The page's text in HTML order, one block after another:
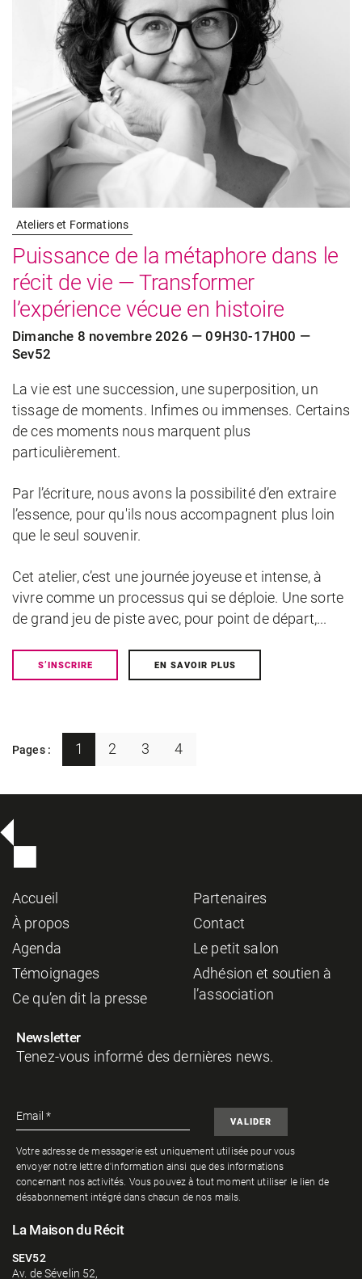
Ateliers et Formations
Puissance de la métaphore dans le
récit de vie — Transformer
l’expérience vécue en histoire
Dimanche 8 novembre 2026 — 09H30-17H00 —
Sev52
La vie est une succession, une superposition, un
tissage de moments. Infimes ou immenses. Certains
de ces moments nous marquent plus
particulièrement.
Par l’écriture, nous avons la possibilité d’en extraire
l’essence, pour qu'ils nous accompagnent plus loin
que le seul souvenir.
Cet atelier, c’est une journée joyeuse et intense, à
vivre comme un processus qui se déploie. Une sorte
de grand jeu de piste avec, pour point de départ,...
S’INSCRIRE EN SAVOIR PLUS
Pages : 1 2 3 4
Accueil
À propos
Agenda
Témoignages
Ce qu’en dit la presse
Partenaires
Contact
Le petit salon
Adhésion et soutien à
l’association
Newsletter
Tenez-vous informé des dernières news.
Votre adresse de messagerie est uniquement utilisée pour vous
envoyer notre lettre d'information ainsi que des informations
concernant nos activités. Vous pouvez à tout moment utiliser le lien de
désabonnement intégré dans chacun de nos mails.
La Maison du Récit
SEV52
Av. de Sévelin 52,